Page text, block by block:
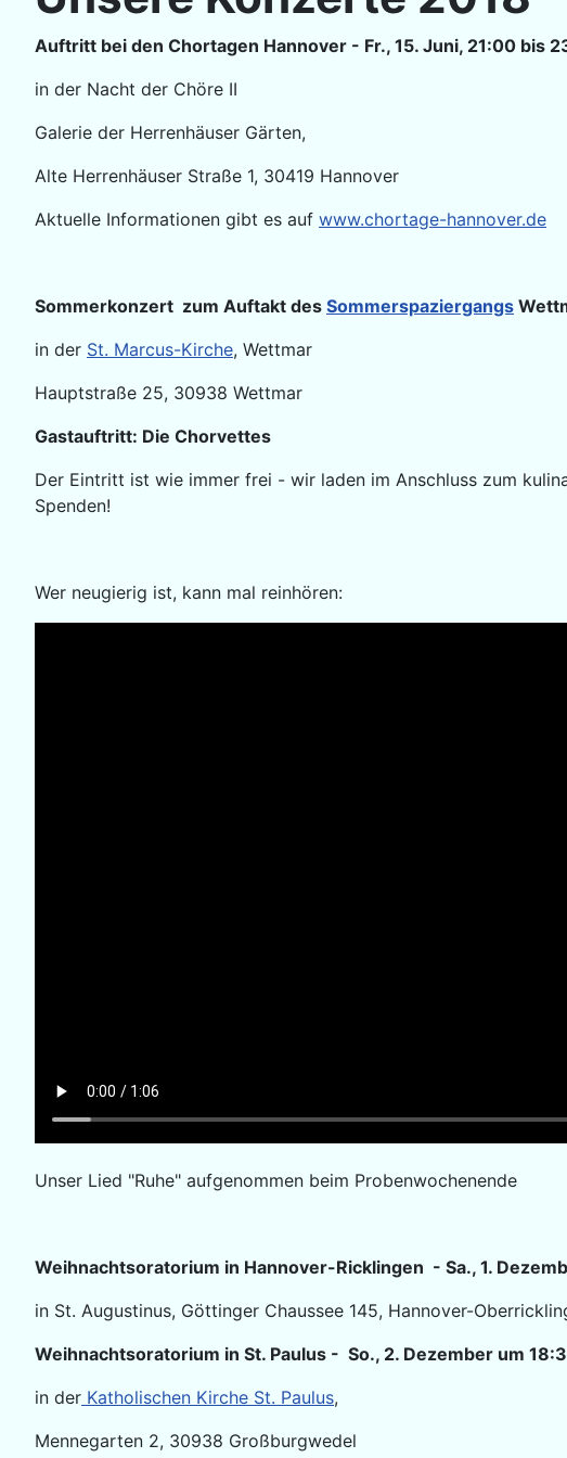
Auftritt bei den Chortagen Hannover - Fr., 15. Juni, 21:00 bis
in der Nacht der Chöre II
Galerie der Herrenhäuser Gärten,
Alte Herrenhäuser Straße 1, 30419 Hannover
Aktuelle Informationen gibt es auf www.chortage-hannover.de
Sommerkonzert zum Auftakt des Sommerspaziergangs
in der St. Marcus-Kirche, Wettmar
Hauptstraße 25, 30938 Wettmar
Gastauftritt: Die Chorvettes
Der Eintritt ist wie immer frei - wir laden im Anschluss zum
Spenden!
Wer neugierig ist, kann mal reinhören:
Unser Lied "Ruhe" aufgenommen beim Probenwochenende
Weihnachtsoratorium in Hannover-Ricklingen - Sa., 1.
in St. Augustinus, Göttinger Chaussee 145, Hannover-
Weihnachtsoratorium in St. Paulus - So., 2. Dezember um
in der Katholischen Kirche St. Paulus,
Mennegarten 2, 30938 Großburgwedel